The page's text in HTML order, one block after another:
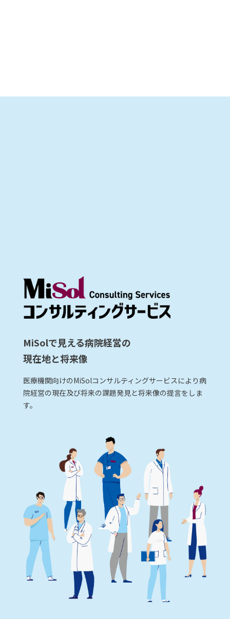
MiSolで見える病院経営の
現在地と将来像
医療機関向けのMiSolコンサルティングサービスにより病
院経営の現在及び将来の課題発見と将来像の提言をしま
す。